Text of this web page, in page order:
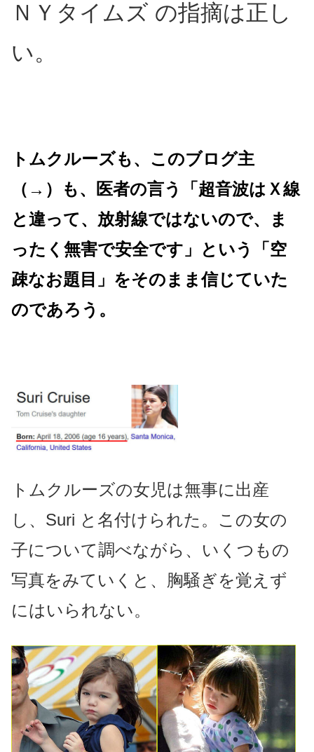
ＮＹタイムズ の指摘は正し
い。
トムクルーズも、このブログ主
（→）も、医者の言う「超音波はＸ線
と違って、放射線ではないので、ま
ったく無害で安全です」という「空
疎なお題目」をそのまま信じていた
のであろう。
トムクルーズの女児は無事に出産
し、Suri と名付けられた。この女の
子について調べながら、いくつもの
写真をみていくと、胸騒ぎを覚えず
にはいられない。